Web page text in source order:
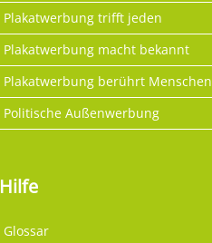
Plakatwerbung trifft jeden
Plakatwerbung macht bekannt
Plakatwerbung berührt Menschen
Politische Außenwerbung
Hilfe
Glossar